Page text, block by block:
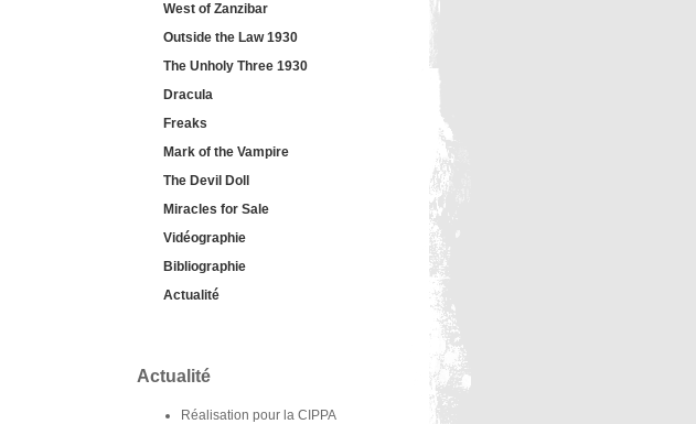
West of Zanzibar
Outside the Law 1930
The Unholy Three 1930
Dracula
Freaks
Mark of the Vampire
The Devil Doll
Miracles for Sale
Vidéographie
Bibliographie
Actualité
Actualité
Réalisation pour la CIPPA